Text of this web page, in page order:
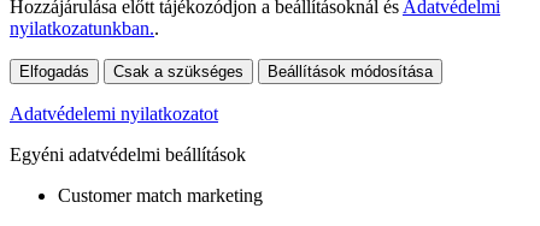
Hozzájárulása előtt tájékozódjon a beállításoknál és Adatvédelmi
nyilatkozatunkban..
Elfogadás Csak a szükséges Beállítások módosítása
Adatvédelemi nyilatkozatot
Egyéni adatvédelmi beállítások
Customer match marketing